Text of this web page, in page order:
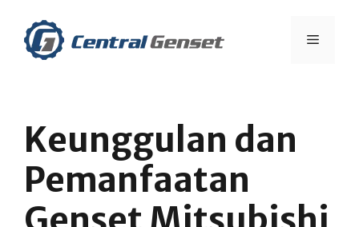
content
Menu
Keunggulan dan
Pemanfaatan